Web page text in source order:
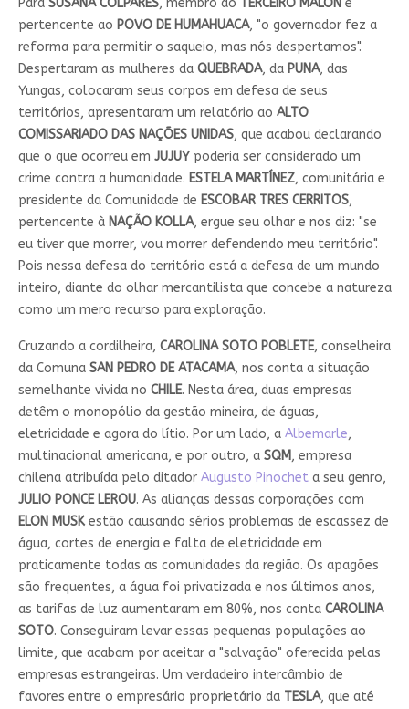
Para SUSANA COLPARES, membro do TERCEIRO MALÓN e
pertencente ao POVO DE HUMAHUACA, "o governador fez a
reforma para permitir o saqueio, mas nós despertamos".
Despertaram as mulheres da QUEBRADA, da PUNA, das
Yungas, colocaram seus corpos em defesa de seus
territórios, apresentaram um relatório ao ALTO
COMISSARIADO DAS NAÇÕES UNIDAS, que acabou declarando
que o que ocorreu em JUJUYpoderia ser considerado um
crime contra a humanidade. ESTELA MARTÍNEZ, comunitária e
presidente da Comunidade de ESCOBAR TRES CERRITOS,
pertencente à NAÇÃO KOLLA, ergue seu olhar e nos diz: "se
eu tiver que morrer, vou morrer defendendo meu território".
Pois nessa defesa do território está a defesa de um mundo
inteiro, diante do olhar mercantilista que concebe a natureza
como um mero recurso para exploração.
Cruzando a cordilheira, CAROLINA SOTO POBLETE, conselheira
da Comuna SAN PEDRO DE ATACAMA, nos conta a situação
semelhante vivida no CHILE. Nesta área, duas empresas
detêm o monopólio da gestão mineira, de águas,
eletricidade e agora do lítio. Por um lado, a Albemarle,
multinacional americana, e por outro, a SQM, empresa
chilena atribuída pelo ditador Augusto Pinocheta seu genro,
JULIO PONCE LEROU. As alianças dessas corporações com
ELON MUSKestão causando sérios problemas de escassez de
água, cortes de energia e falta de eletricidade em
praticamente todas as comunidades da região. Os apagões
são frequentes, a água foi privatizada e nos últimos anos,
as tarifas de luz aumentaram em 80%, nos conta CAROLINA
SOTO. Conseguiram levar essas pequenas populações ao
limite, que acabam por aceitar a "salvação" oferecida pelas
empresas estrangeiras. Um verdadeiro intercâmbio de
favores entre o empresário proprietário da TESLA, que até